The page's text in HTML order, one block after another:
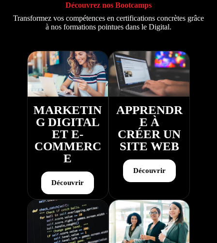
Découvrez nos Bootcamps
Transformez vos compétences en certifications concrètes grâce
à nos formations pointues dans le Digital.
MARKETIN
G DIGITAL
ET E-
COMMERC
E
Découvrir
APPRENDR
E À
CRÉER UN
SITE WEB
Découvrir